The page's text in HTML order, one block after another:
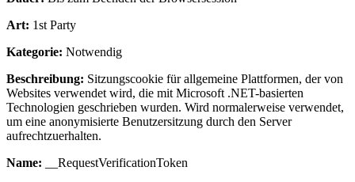
Art: 1st Party
Kategorie: Notwendig
Beschreibung: Sitzungscookie für allgemeine Plattformen, der von
Websites verwendet wird, die mit Microsoft .NET-basierten
Technologien geschrieben wurden. Wird normalerweise verwendet,
um eine anonymisierte Benutzersitzung durch den Server
aufrechtzuerhalten.
Name: __RequestVerificationToken